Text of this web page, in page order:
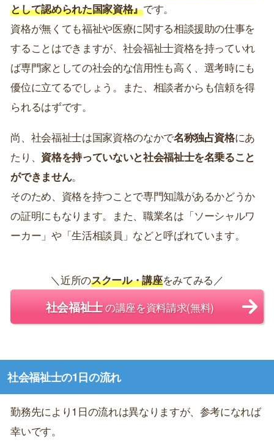
として認められた国家資格』です。
資格が無くても福祉や医療に関する相談援助の仕事を
することはできますが、社会福祉士資格を持っていれ
ば専門家としての社会的な信用性も高く、選考時にも
優位に立てるでしょう。また、相談者からも信頼を得
られるはずです。
尚、社会福祉士は国家資格のなかで名称独占資格にあ
たり、 資格を持っていないと社会福祉士を名乗ること
ができません。
そのため、資格を持つことで専門知識があるかどうか
の証明にもなります。また、職業名は「ソーシャルワ
ーカー」や「生活相談員」などと呼ばれています。
＼近所のスクール・講座をみてみる／
社会福祉士の講座を資料請求(無料)
社会福祉士の1日の流れ
勤務先により1日の流れは異なりますが、参考になれば
幸いです。